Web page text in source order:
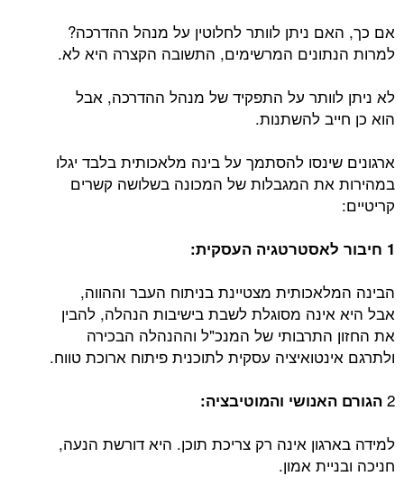
אם כך, האם ניתן לוותר לחלוטין על מנהל ההדרכה?
למרות הנתונים המרשימים, התשובה הקצרה היא לא.
לא ניתן לוותר על התפקיד של מנהל ההדרכה, אבל
הוא כן חייב להשתנות.
ארגונים שינסו להסתמך על בינה מלאכותית בלבד יגלו
במהירות את המגבלות של המכונה בשלושה קשרים
קריטיים:
1 חיבור לאסטרטגיה העסקית:
הבינה המלאכותית מצטיינת בניתוח העבר וההווה,
אבל היא אינה מסוגלת לשבת בישיבות הנהלה, להבין
את החזון התרבותי של המנכ"ל וההנהלה הבכירה
ולתרגם אינטואיציה עסקית לתוכנית פיתוח ארוכת טווח.
2 הגורם האנושי והמוטיבציה:
למידה בארגון אינה רק צריכת תוכן. היא דורשת הנעה,
חניכה ובניית אמון.